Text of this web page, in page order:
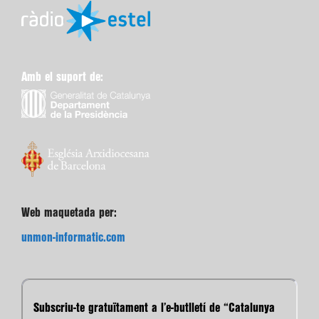
Amb el suport de:
Web maquetada per:
unmon-informatic.com
Subscriu-te gratuïtament a l’e-butlletí de “Catalunya